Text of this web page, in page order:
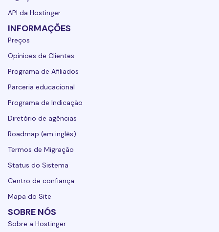
API da Hostinger
INFORMAÇÕES
Preços
Opiniões de Clientes
Programa de Afiliados
Parceria educacional
Programa de Indicação
Diretório de agências
Roadmap (em inglês)
Termos de Migração
Status do Sistema
Centro de confiança
Mapa do Site
SOBRE NÓS
Sobre a Hostinger